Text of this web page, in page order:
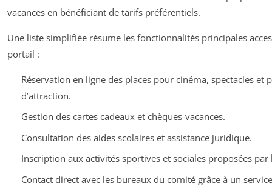
vacances en bénéficiant de tarifs préférentiels.
Une liste simplifiée résume les fonctionnalités principales
portail :
Réservation en ligne des places pour cinéma, spectacles et
d’attraction.
Gestion des cartes cadeaux et chèques-vacances.
Consultation des aides scolaires et assistance juridique.
Inscription aux activités sportives et sociales proposées par
Contact direct avec les bureaux du comité grâce à un service